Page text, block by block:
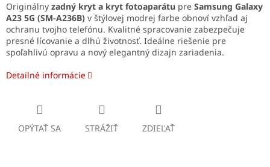
Originálny zadný kryt a kryt fotoaparátu pre Samsung Galaxy
A23 5G (SM-A236B) v štýlovej modrej farbe obnoví vzhľad aj
ochranu tvojho telefónu. Kvalitné spracovanie zabezpečuje
presné lícovanie a dlhú životnosť. Ideálne riešenie pre
spoľahlivú opravu a nový elegantný dizajn zariadenia.
Detailné informácie
OPÝTAŤ SA STRÁŽIŤ ZDIEĽAŤ